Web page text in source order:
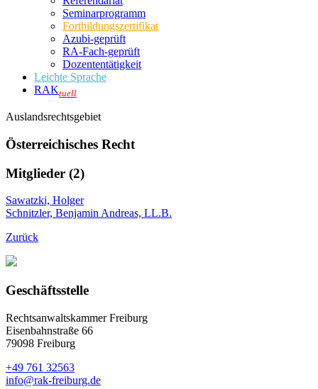
Seminarprogramm
Fortbildungszertifikat
Azubi-geprüft
RA-Fach-geprüft
Dozententätigkeit
Leichte Sprache
RAKtuell
Auslandsrechtsgebiet
Österreichisches Recht
Mitglieder (2)
Sawatzki, Holger
Schnitzler, Benjamin Andreas, LL.B.
Zurück
Geschäftsstelle
Rechtsanwaltskammer Freiburg
Eisenbahnstraße 66
79098 Freiburg
+49 761 32563
info@rak-freiburg.de